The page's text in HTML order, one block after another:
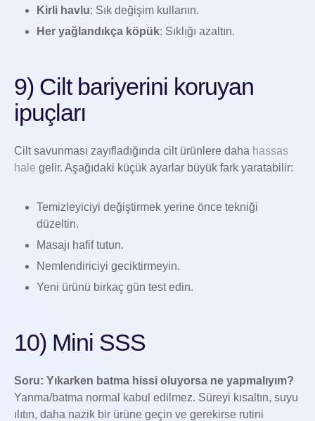
Kirli havlu: Sık değişim kullanın.
Her yağlandıkça köpük: Sıklığı azaltın.
9) Cilt bariyerini koruyan
ipuçları
Cilt savunması zayıfladığında cilt ürünlere daha hassas
hale gelir. Aşağıdaki küçük ayarlar büyük fark yaratabilir:
Temizleyiciyi değiştirmek yerine önce tekniği
düzeltin.
Masajı hafif tutun.
Nemlendiriciyi geciktirmeyin.
Yeni ürünü birkaç gün test edin.
10) Mini SSS
Soru: Yıkarken batma hissi oluyorsa ne yapmalıyım?
Yanma/batma normal kabul edilmez. Süreyi kısaltın, suyu
ılıtın, daha nazik bir ürüne geçin ve gerekirse rutini